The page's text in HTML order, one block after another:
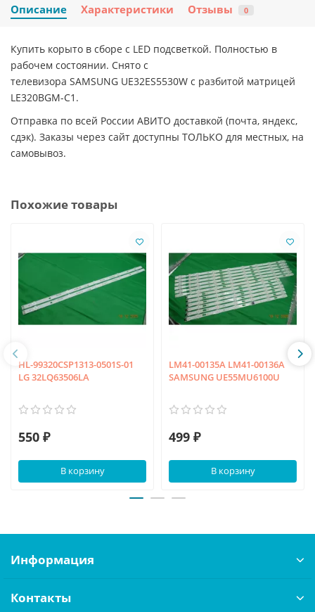
Описание Характеристики Отзывы 0
Купить корыто в сборе с LED подсветкой. Полностью в
рабочем состоянии. Снято с
телевизора SAMSUNG UE32ES5530W с разбитой матрицей
LE320BGM-C1.
Отправка по всей России АВИТО доставкой (почта, яндекс,
сдэк). Заказы через сайт доступны ТОЛЬКО для местных, на
самовывоз.
Похожие товары
HL-99320CSP1313-0501S-01
LG 32LQ63506LA
550 ₽
В корзину
LM41-00135A LM41-00136A
SAMSUNG UE55MU6100U
499 ₽
В корзину
Информация
Контакты